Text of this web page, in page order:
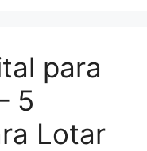
para
5
Lotar